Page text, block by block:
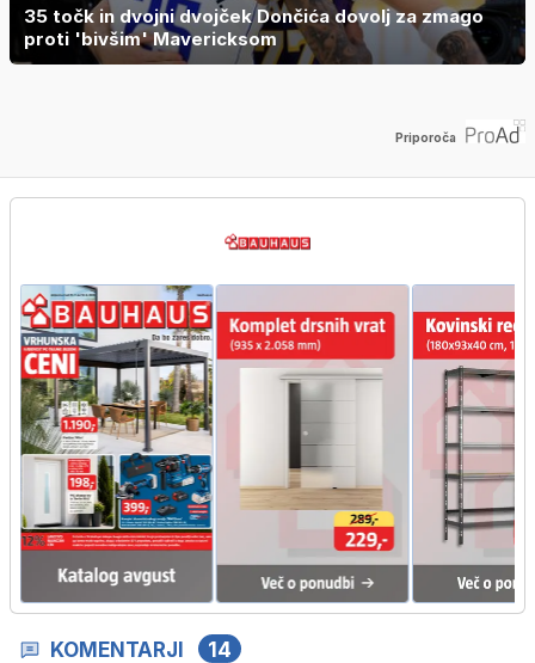
35 točk in dvojni dvojček Dončića dovolj za zmago
proti 'bivšim' Mavericksom
Priporoča
KOMENTARJI 14